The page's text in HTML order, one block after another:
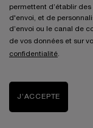
permettent d’établir
d'envoi, et de
d’envoi ou le canal de
de vos données et sur
confidentialité
J’ACCEPTE